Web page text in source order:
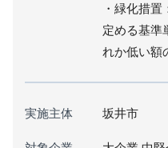
・緑化措
定める基準
れか低い額
実施主体 坂井市